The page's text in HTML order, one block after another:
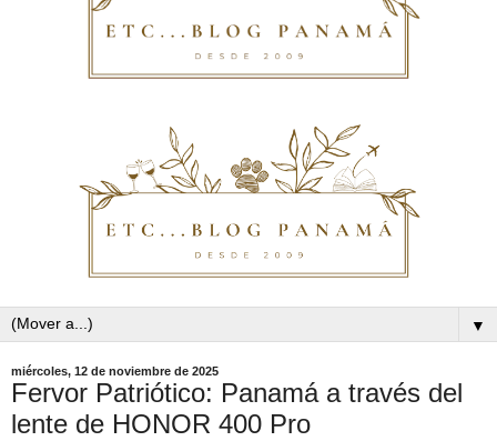
▼
miércoles, 12 de noviembre de 2025
Fervor Patriótico: Panamá a través del
lente de HONOR 400 Pro